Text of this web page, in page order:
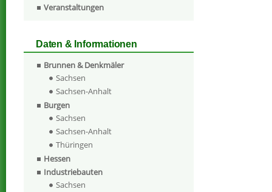
Veranstaltungen
Daten & Informationen
Brunnen & Denkmäler
Sachsen
Sachsen-Anhalt
Burgen
Sachsen
Sachsen-Anhalt
Thüringen
Hessen
Industriebauten
Sachsen